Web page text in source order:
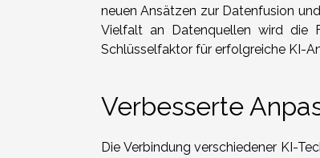
neuen Ansätzen zur Datenfusion
Vielfalt an Datenquellen wird die
Schlüsselfaktor für erfolgreiche KI-
Verbesserte
Die Verbindung verschiedener KI-